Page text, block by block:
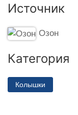
Источник
Озон
Категория
Колышки